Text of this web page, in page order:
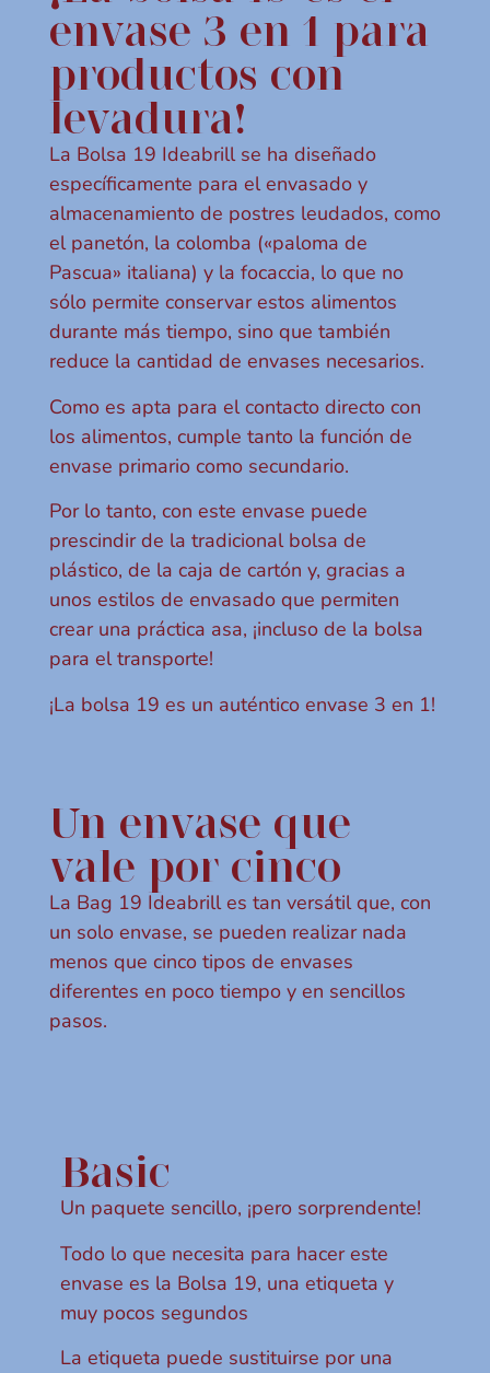
envase 3 en 1 para
productos con
levadura!
La Bolsa 19 Ideabrill se ha diseñado
específicamente para el envasado y
almacenamiento de postres leudados, como
el panetón, la colomba («paloma de
Pascua» italiana) y la focaccia, lo que no
sólo permite conservar estos alimentos
durante más tiempo, sino que también
reduce la cantidad de envases necesarios.
Como es apta para el contacto directo con
los alimentos, cumple tanto la función de
envase primario como secundario.
Por lo tanto, con este envase puede
prescindir de la tradicional bolsa de
plástico, de la caja de cartón y, gracias a
unos estilos de envasado que permiten
crear una práctica asa, ¡incluso de la bolsa
para el transporte!
¡La bolsa 19 es un auténtico envase 3 en 1!
Un envase que
vale por cinco
La Bag 19 Ideabrill es tan versátil que, con
un solo envase, se pueden realizar nada
menos que cinco tipos de envases
diferentes en poco tiempo y en sencillos
pasos.
Basic
Un paquete sencillo, ¡pero sorprendente!
Todo lo que necesita para hacer este
envase es la Bolsa 19, una etiqueta y
muy pocos segundos
La etiqueta puede sustituirse por una